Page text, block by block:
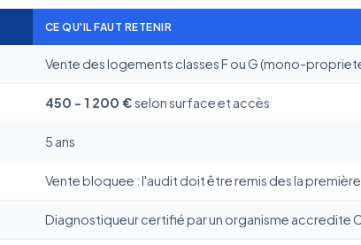
CE QU'IL FAUT RETENIR
Vente des logements classes F ou G (mono-
450 - 1 200 €selon surface et accès
5 ans
Vente bloquee : l'audit doit être remis des la
Diagnostiqueur certifié par un organisme accredite